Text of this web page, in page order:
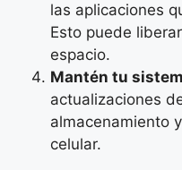
las aplicaciones
Esto puede
espacio.
Mantén tu
actualizaciones
almacenamiento
celular.